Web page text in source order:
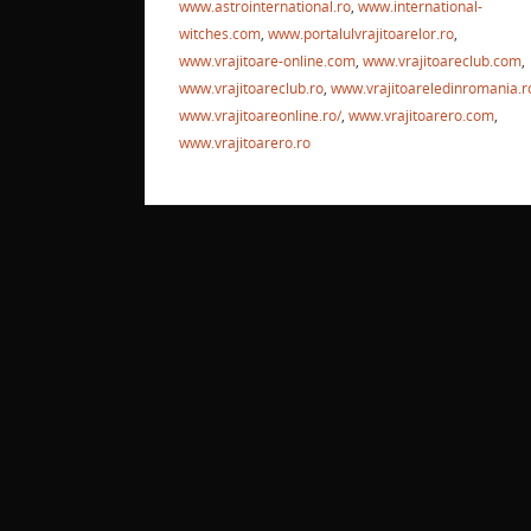
www.astrointernational.ro, www.international-
witches.com, www.portalulvrajitoarelor.ro,
www.vrajitoare-online.com, www.vrajitoareclub.com,
www.vrajitoareclub.ro,
www.vrajitoareonline.ro/, www.vrajitoarero.com,
www.vrajitoarero.ro